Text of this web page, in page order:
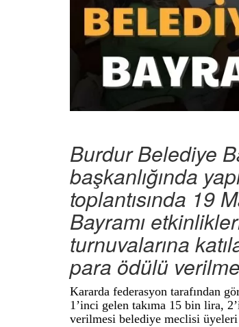
Burdur Belediye
başkanlığında
toplantısında 19
Bayramı
turnuvalarına
para ödülü
Kararda federasyon tarafından
1’inci gelen takıma 15 bin lira,
verilmesi belediye meclisi